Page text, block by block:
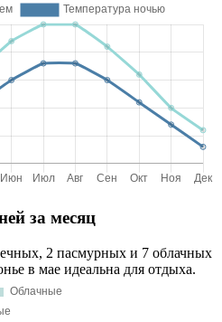
за месяц
2 пасмурных и 7 облачных
в мае идеальна для отдыха.